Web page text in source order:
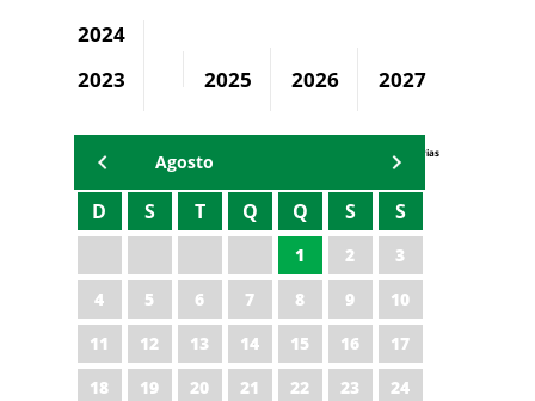
2024
2023
2025 2026 2027
Agenda Secretárias
Agosto
D S T Q Q S S
1 2
3
4
5 6 7 8 9
10
11
12 13 14 15 16
17
18
19 20 21 22 23
24